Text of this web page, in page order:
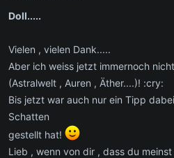
Doll.....
Vielen , vielen Dank.....
Aber ich weiss jetzt immernoch
(Astralwelt , Auren , Äther....)! :cry:
Bis jetzt war auch nur ein Tipp
Schatten
gestellt hat!
Lieb , wenn von dir , dass du